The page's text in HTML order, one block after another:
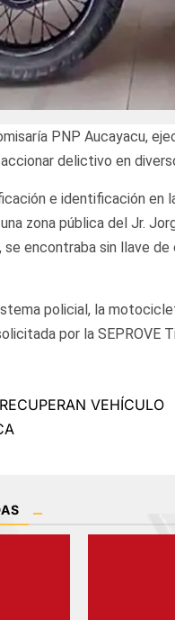
PNP Aucayacu,
delictivo en
e identificación en
zona pública del Jr.
se encontraba sin llave
policial, la
por la SEPROVE
VEHÍCULO